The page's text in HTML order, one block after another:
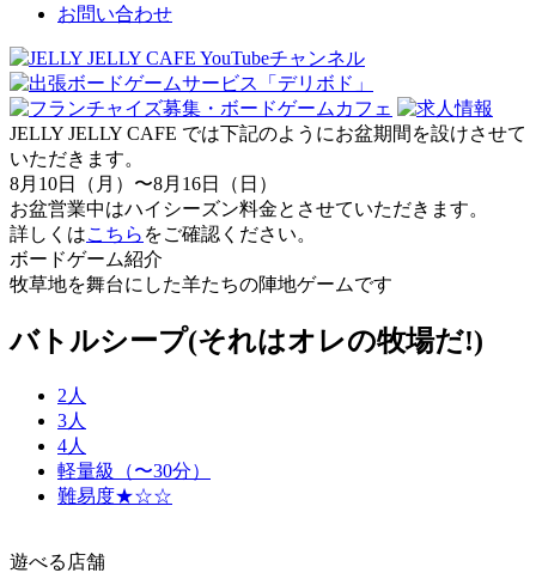
お問い合わせ
JELLY JELLY CAFE では下記のようにお盆期間を設けさせて
いただきます。
8月10日（月）〜8月16日（日）
お盆営業中はハイシーズン料金とさせていただきます。
詳しくはこちら をご確認ください。
ボードゲーム紹介
牧草地を舞台にした羊たちの陣地ゲームです
バトルシープ(それはオレの牧場だ!)
2人
3人
4人
軽量級（〜30分）
難易度★☆☆
遊べる店舗